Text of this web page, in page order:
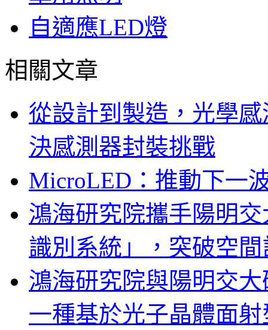
自適應LED燈
相關文章
從設計到製造，光學
決感測器封裝挑戰
MicroLED：推動下一
鴻海研究院攜手陽明
識別系統」，突破空
鴻海研究院與陽明交
一種基於光子晶體面